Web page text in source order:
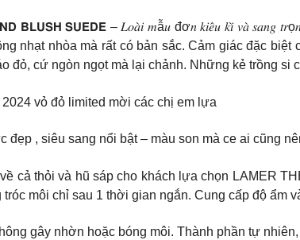
𝗕𝗟𝗨𝗦𝗛 𝗦𝗨𝗘𝗗𝗘 – 𝐿𝑜𝑎̀𝑖 𝑚ẫ𝑢 đơ𝑛 𝑘𝑖𝑒̂𝑢 𝑘𝑖̀ 𝑣𝑎̀ 𝑠𝑎𝑛𝑔
nhạt nhòa mà rất có bản sắc. Cảm giác đặc
đỏ, cứ ngòn ngọt mà lại chảnh. Những kẻ trồng
vỏ đỏ limited mời các chị em lựa
đẹp , siêu sang nổi bật – màu son mà ce ai cũng
cả thỏi và hũ sáp cho khách lựa chọn LAMER
tróc môi chỉ sau 1 thời gian ngắn. Cung cấp độ ẩm
gây nhờn hoặc bóng môi. Thành phần tự